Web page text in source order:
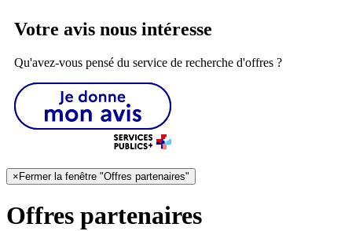
Votre avis nous intéresse
Qu'avez-vous pensé du service de recherche d'offres ?
×Fermer la fenêtre "Offres partenaires"
Offres partenaires